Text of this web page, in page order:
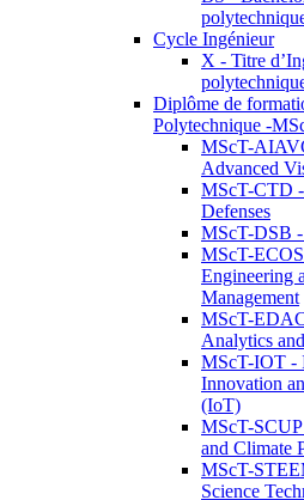
Cycle Ingénieur
X - Titre
Diplôme de
Polytechnique -
MScT-
Advanced
MScT-CTD -
Defenses
MScT-DSB -
MScT-
Engineering
Management
MScT-
Analytics
MScT-IOT -
Innovation
(IoT)
MScT-
and Climate
MScT-
Science